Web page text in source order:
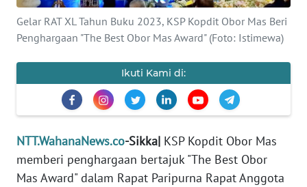
Gelar RAT XL Tahun Buku 2023, KSP Kopdit Obor Mas Beri
Penghargaan "The Best Obor Mas Award" (Foto: Istimewa)
Ikuti Kami di:
NTT.WahanaNews.co-Sikka| KSP Kopdit Obor Mas
memberi penghargaan bertajuk "The Best Obor
Mas Award" dalam Rapat Paripurna Rapat Anggota
BERITA
KONTAK
TENTANG
KAMI